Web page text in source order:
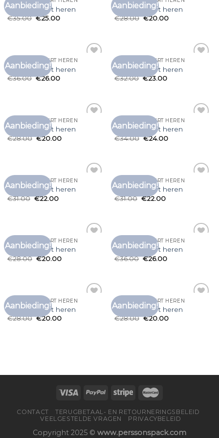
Aanbieding!
carhartt t shirt heren
€35.00 €25.00
Aanbieding!
carhartt t shirt heren
€28.00 €20.00
Aanbieding!
CARHARTT T SHIRT HEREN
carhartt t shirt heren
€36.00 €26.00
Aanbieding!
CARHARTT T SHIRT HEREN
carhartt t shirt heren
€32.00 €23.00
Aanbieding!
CARHARTT T SHIRT HEREN
carhartt t shirt heren
€28.00 €20.00
Aanbieding!
CARHARTT T SHIRT HEREN
carhartt t shirt heren
€34.00 €24.00
Aanbieding!
CARHARTT T SHIRT HEREN
carhartt t shirt heren
€31.00 €22.00
Aanbieding!
CARHARTT T SHIRT HEREN
carhartt t shirt heren
€31.00 €22.00
Aanbieding!
CARHARTT T SHIRT HEREN
carhartt t shirt heren
€28.00 €20.00
Aanbieding!
CARHARTT T SHIRT HEREN
carhartt t shirt heren
€36.00 €26.00
Aanbieding!
CARHARTT T SHIRT HEREN
carhartt t shirt heren
€28.00 €20.00
Aanbieding!
CARHARTT T SHIRT HEREN
carhartt t shirt heren
€28.00 €20.00
CONTACT
TERUGBETAAL- EN RETOURNERINGSBELEID
VEELGESTELDE VRAGEN
PRIVACYBELEID
Copyright 2025 © www.perssonspack.com